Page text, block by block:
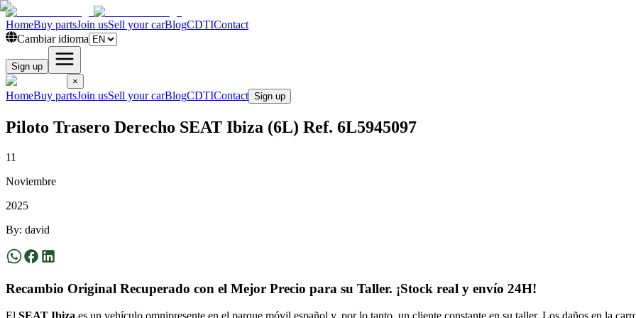
HomeBuy partsJoin usSell your carBlogCDTIContact
Cambiar idioma
Sign up
×
HomeBuy partsJoin usSell your carBlogCDTIContact Sign up
Piloto Trasero Derecho SEAT Ibiza (6L) Ref. 6L5945097
11
Noviembre
2025
By: david
Recambio Original Recuperado con el Mejor Precio para su Taller. ¡Stock real y envío 24H!